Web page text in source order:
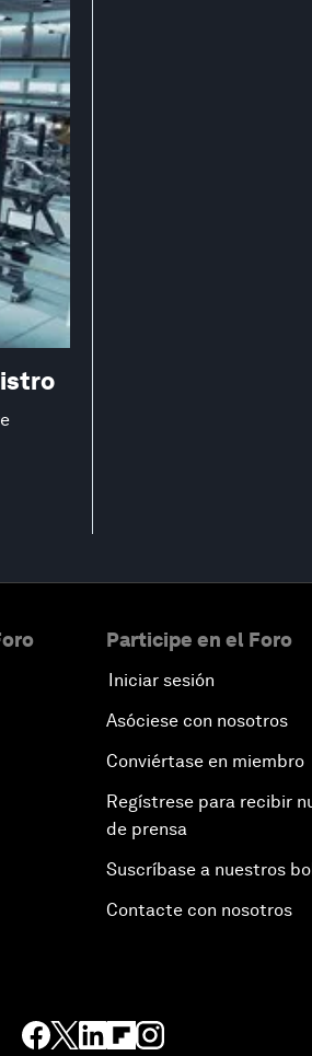
Participe en el Foro
Iniciar sesión
Asóciese con nosotros
Conviértase en miembro
Regístrese para recibir
de prensa
Suscríbase a nuestros
Contacte con nosotros